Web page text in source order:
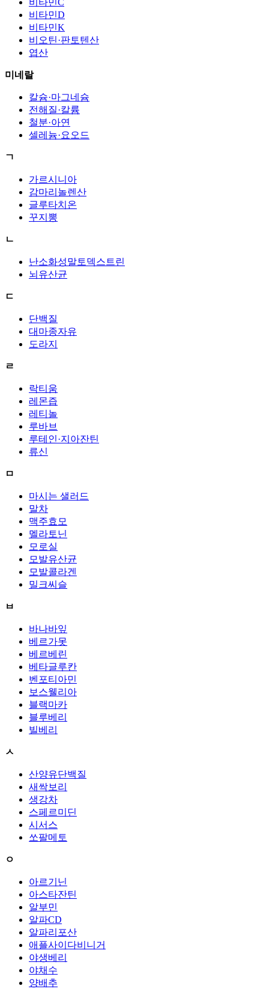
비타민D
비타민K
비오틴·판토텐산
엽산
미네랄
칼슘·마그네슘
전해질·칼륨
철분·아연
셀레늄·요오드
ㄱ
가르시니아
감마리놀렌산
글루타치온
꾸지뽕
ㄴ
난소화성말토덱스트린
뇌유산균
ㄷ
단백질
대마종자유
도라지
ㄹ
락티움
레몬즙
레티놀
루바브
루테인·지아잔틴
류신
ㅁ
마시는 샐러드
말차
맥주효모
멜라토닌
모로실
모발유산균
모발콜라겐
밀크씨슬
ㅂ
바나바잎
베르가못
베르베린
베타글루칸
벤포티아민
보스웰리아
블랙마카
블루베리
빌베리
ㅅ
산양유단백질
새싹보리
생강차
스페르미딘
시서스
쏘팔메토
ㅇ
아르기닌
아스타잔틴
알부민
알파CD
알파리포산
애플사이다비니거
야생베리
야채수
양배추